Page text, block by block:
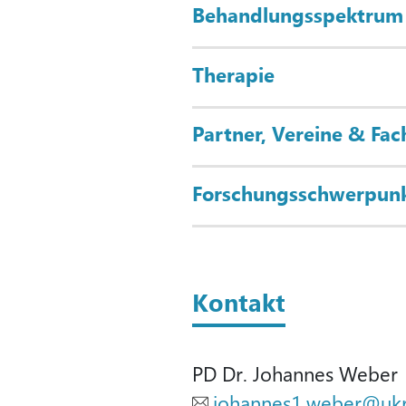
Behandlungsspektrum
Therapie
Partner, Vereine &
Kontakt
PD Dr. Johannes Weber